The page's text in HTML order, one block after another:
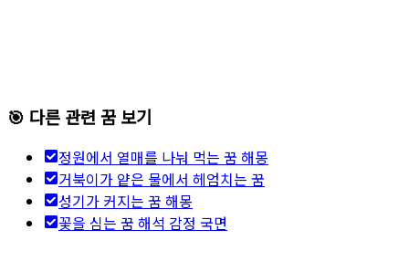
🎯 다른 관련 꿈 보기
정원에서 열매를 나눠 먹는 꿈 해몽
거북이가 얕은 물에서 헤엄치는 꿈
성기가 커지는 꿈 해몽
꽃을 심는 꿈 해석 감정 국면